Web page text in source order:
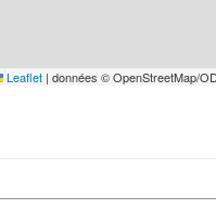
Leaflet | données © OpenStreetMap/